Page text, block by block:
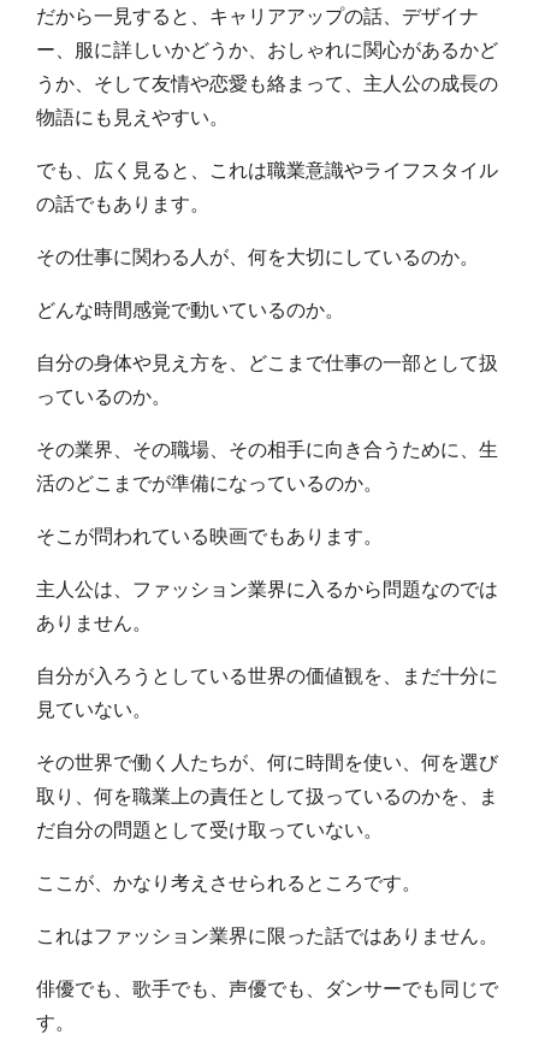
だから一見すると、キャリアアップの話、デザイナ
ー、服に詳しいかどうか、おしゃれに関心があるかど
うか、そして友情や恋愛も絡まって、主人公の成長の
物語にも見えやすい。
でも、広く見ると、これは職業意識やライフスタイル
の話でもあります。
その仕事に関わる人が、何を大切にしているのか。
どんな時間感覚で動いているのか。
自分の身体や見え方を、どこまで仕事の一部として扱
っているのか。
その業界、その職場、その相手に向き合うために、生
活のどこまでが準備になっているのか。
そこが問われている映画でもあります。
主人公は、ファッション業界に入るから問題なのでは
ありません。
自分が入ろうとしている世界の価値観を、まだ十分に
見ていない。
その世界で働く人たちが、何に時間を使い、何を選び
取り、何を職業上の責任として扱っているのかを、ま
だ自分の問題として受け取っていない。
ここが、かなり考えさせられるところです。
これはファッション業界に限った話ではありません。
俳優でも、歌手でも、声優でも、ダンサーでも同じで
す。